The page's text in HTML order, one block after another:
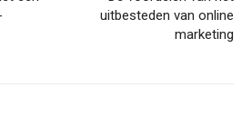
uitbesteden van online
marketing